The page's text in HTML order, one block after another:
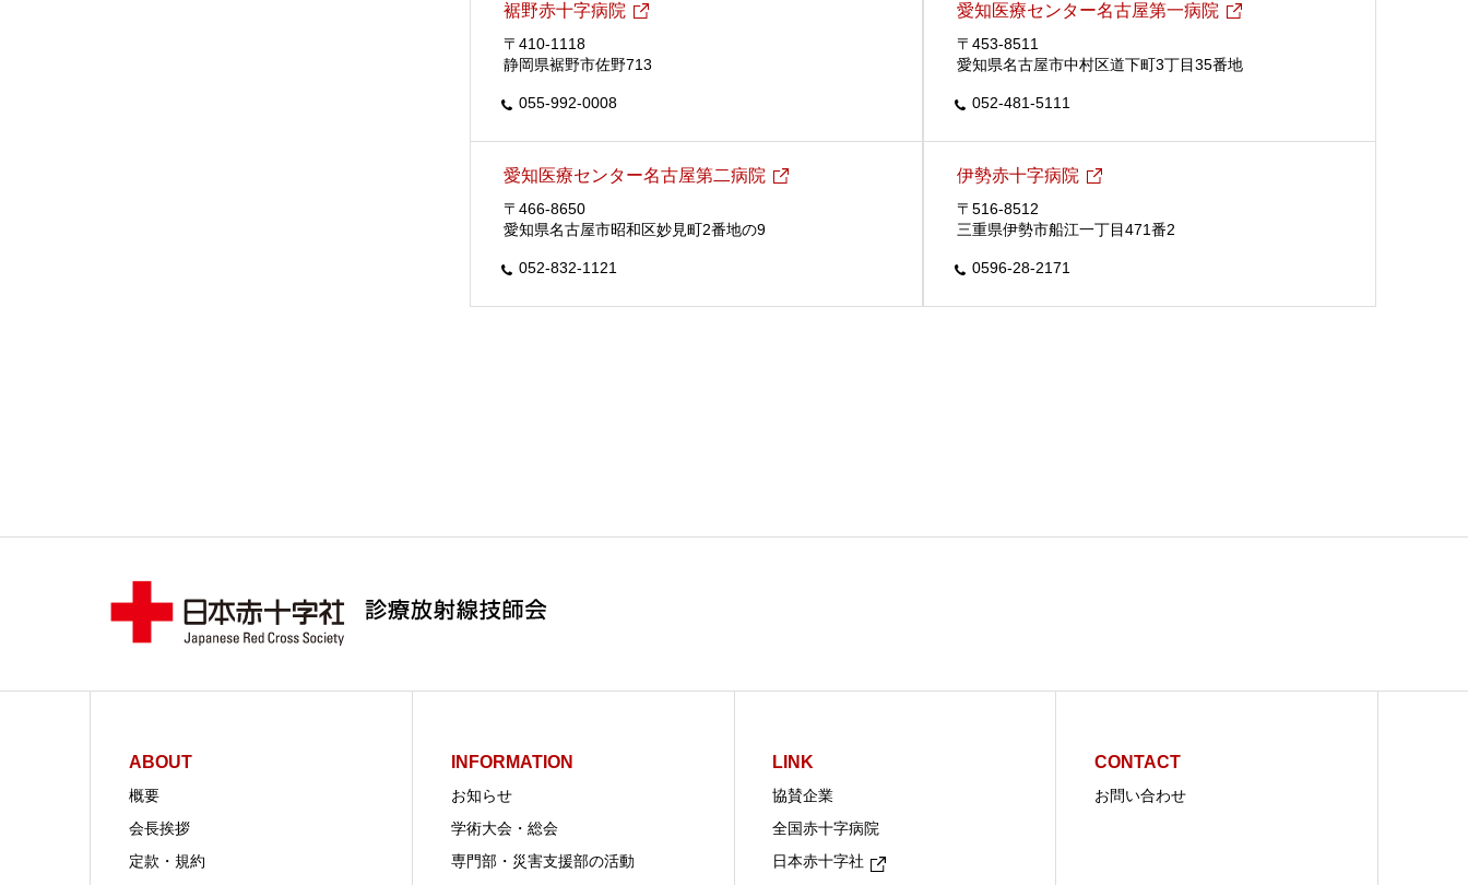
裾野赤十字病院
〒410-1118
静岡県裾野市佐野713
055-992-0008
愛知医療センター名古屋第一病院
〒453-8511
愛知県名古屋市中村区道下町3丁目35番地
052-481-5111
愛知医療センター名古屋第二病院
〒466-8650
愛知県名古屋市昭和区妙見町2番地の9
052-832-1121
伊勢赤十字病院
〒516-8512
三重県伊勢市船江一丁目471番2
0596-28-2171
ABOUT
概要
会長挨拶
定款・規約
INFORMATION
お知らせ
学術大会・総会
専門部・災害支援部の活動
LINK
協賛企業
全国赤十字病院
日本赤十字社
CONTACT
お問い合わせ